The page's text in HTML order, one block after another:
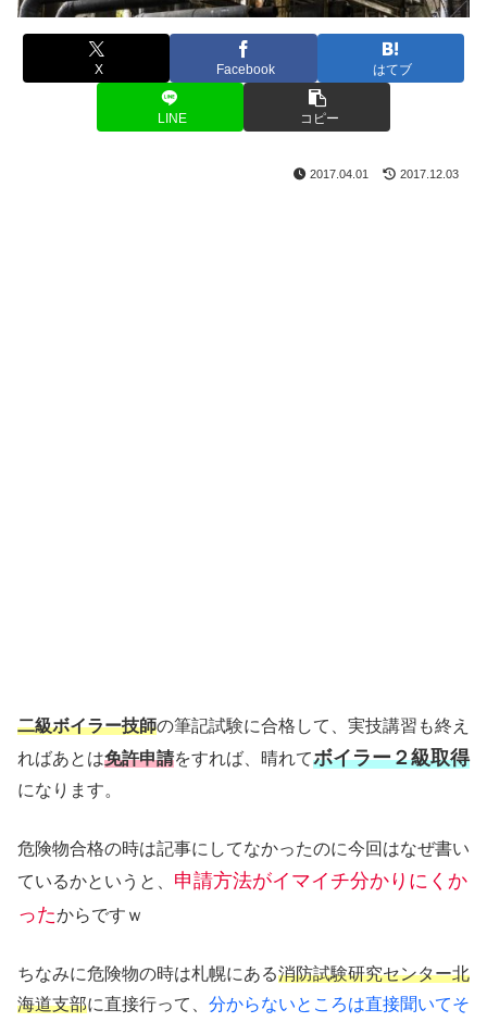
X Facebook はてブ
LINE コピー
2017.04.01 2017.12.03
二級ボイラー技師の筆記試験に合格して、実技講習も終え
ればあとは免許申請をすれば、晴れてボイラー２級取得
になります。
危険物合格の時は記事にしてなかったのに今回はなぜ書い
ているかというと、 申請方法がイマイチ分かりにくか
ったからですｗ
ちなみに危険物の時は札幌にある消防試験研究センター北
海道支部に直接行って、 分からないところは直接聞いてそ